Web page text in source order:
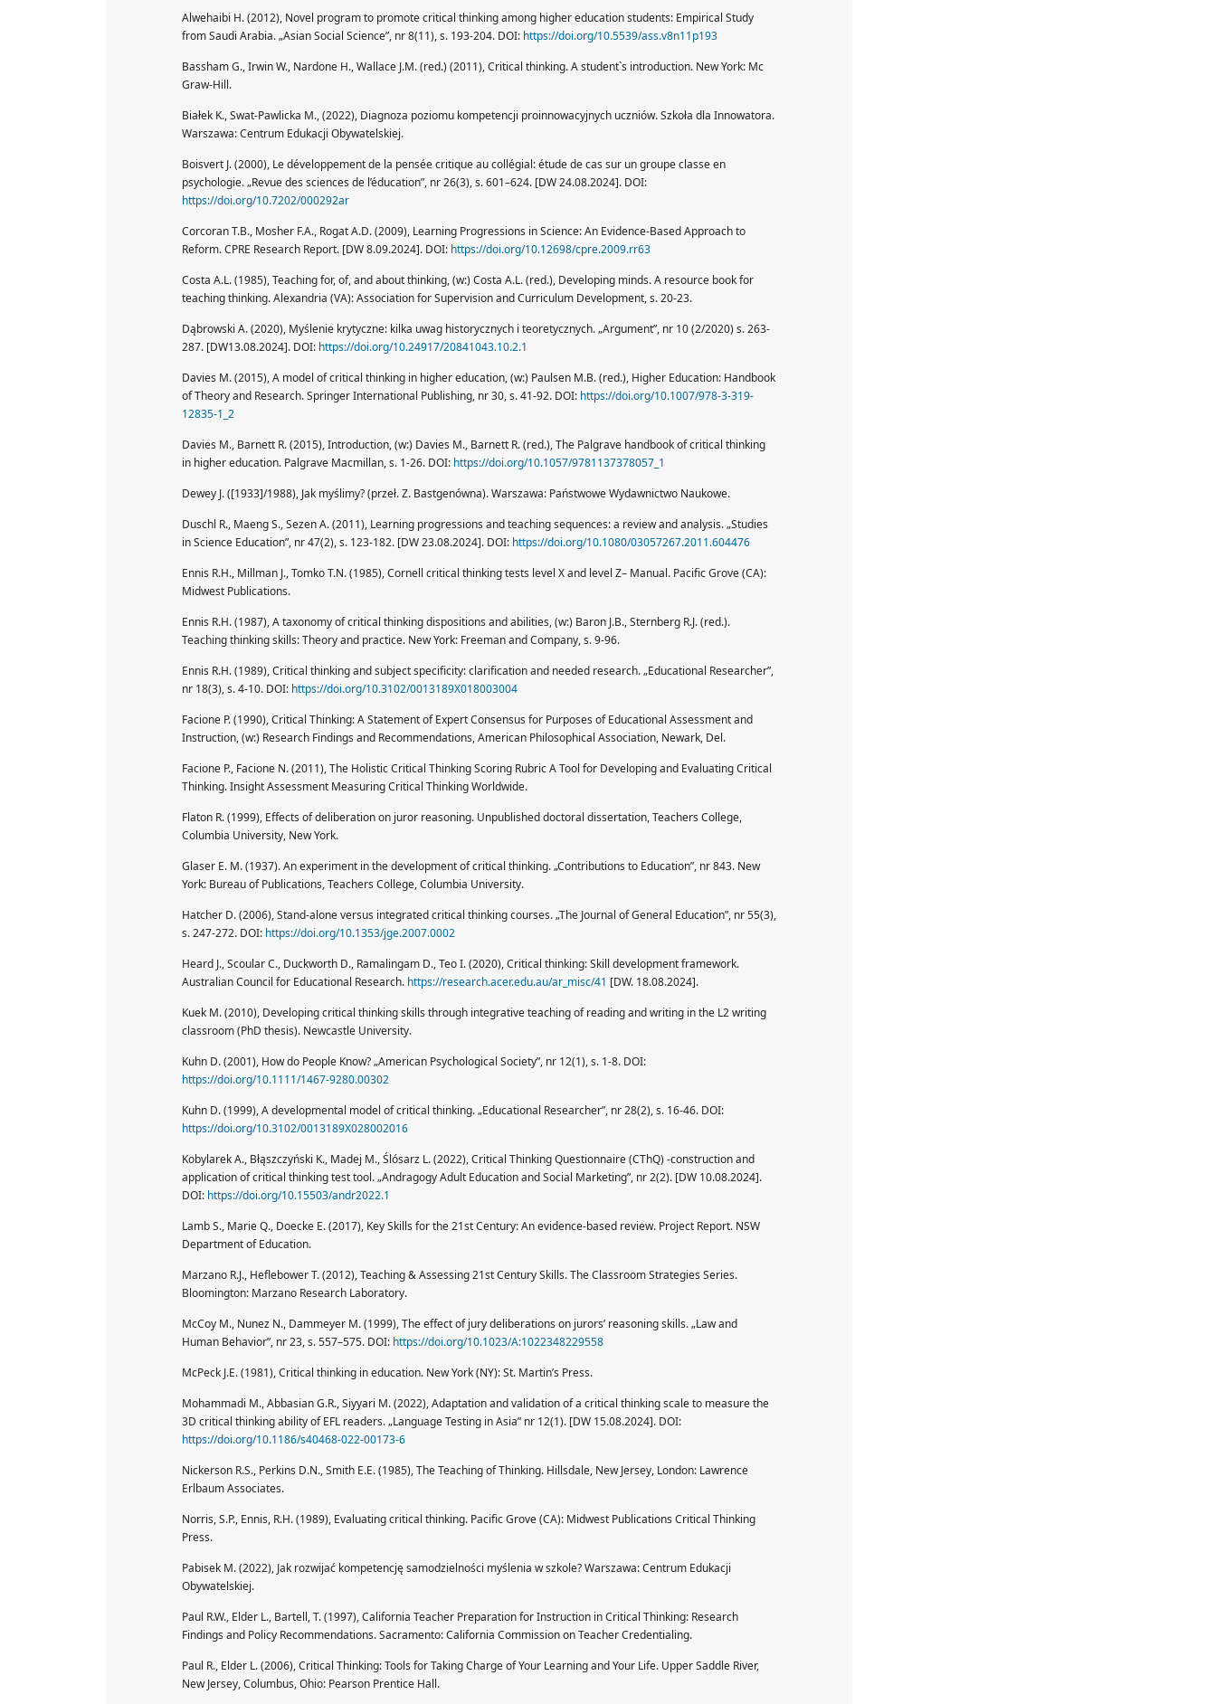
Alwehaibi H. (2012), Novel program to promote critical thinking among higher education students: Empirical Study
from Saudi Arabia. „Asian Social Science”, nr 8(11), s. 193-204. DOI: https://doi.org/10.5539/ass.v8n11p193
Bassham G., Irwin W., Nardone H., Wallace J.M. (red.) (2011), Critical thinking. A student`s introduction. New York: Mc
Graw-Hill.
Białek K., Swat-Pawlicka M., (2022), Diagnoza poziomu kompetencji proinnowacyjnych uczniów. Szkoła dla Innowatora.
Warszawa: Centrum Edukacji Obywatelskiej.
Boisvert J. (2000), Le développement de la pensée critique au collégial: étude de cas sur un groupe classe en
psychologie. „Revue des sciences de l’éducation”, nr 26(3), s. 601–624. [DW 24.08.2024]. DOI:
https://doi.org/10.7202/000292ar
Corcoran T.B., Mosher F.A., Rogat A.D. (2009), Learning Progressions in Science: An Evidence-Based Approach to
Reform. CPRE Research Report. [DW 8.09.2024]. DOI: https://doi.org/10.12698/cpre.2009.rr63
Costa A.L. (1985), Teaching for, of, and about thinking, (w:) Costa A.L. (red.), Developing minds. A resource book for
teaching thinking. Alexandria (VA): Association for Supervision and Curriculum Development, s. 20-23.
Dąbrowski A. (2020), Myślenie krytyczne: kilka uwag historycznych i teoretycznych. „Argument”, nr 10 (2/2020) s. 263-
287. [DW13.08.2024]. DOI: https://doi.org/10.24917/20841043.10.2.1
Davies M. (2015), A model of critical thinking in higher education, (w:) Paulsen M.B. (red.), Higher Education: Handbook
of Theory and Research. Springer International Publishing, nr 30, s. 41-92. DOI: https://doi.org/10.1007/978-3-319-
12835-1_2
Davies M., Barnett R. (2015), Introduction, (w:) Davies M., Barnett R. (red.), The Palgrave handbook of critical thinking
in higher education. Palgrave Macmillan, s. 1-26. DOI: https://doi.org/10.1057/9781137378057_1
Dewey J. ([1933]/1988), Jak myślimy? (przeł. Z. Bastgenówna). Warszawa: Państwowe Wydawnictwo Naukowe.
Duschl R., Maeng S., Sezen A. (2011), Learning progressions and teaching sequences: a review and analysis. „Studies
in Science Education”, nr 47(2), s. 123-182. [DW 23.08.2024]. DOI: https://doi.org/10.1080/03057267.2011.604476
Ennis R.H., Millman J., Tomko T.N. (1985), Cornell critical thinking tests level X and level Z– Manual. Pacific Grove (CA):
Midwest Publications.
Ennis R.H. (1987), A taxonomy of critical thinking dispositions and abilities, (w:) Baron J.B., Sternberg R.J. (red.).
Teaching thinking skills: Theory and practice. New York: Freeman and Company, s. 9-96.
Ennis R.H. (1989), Critical thinking and subject specificity: clarification and needed research. „Educational Researcher”,
nr 18(3), s. 4-10. DOI: https://doi.org/10.3102/0013189X018003004
Facione P. (1990), Critical Thinking: A Statement of Expert Consensus for Purposes of Educational Assessment and
Instruction, (w:) Research Findings and Recommendations, American Philosophical Association, Newark, Del.
Facione P., Facione N. (2011), The Holistic Critical Thinking Scoring Rubric A Tool for Developing and Evaluating Critical
Thinking. Insight Assessment Measuring Critical Thinking Worldwide.
Flaton R. (1999), Effects of deliberation on juror reasoning. Unpublished doctoral dissertation, Teachers College,
Columbia University, New York.
Glaser E. M. (1937). An experiment in the development of critical thinking. „Contributions to Education”, nr 843. New
York: Bureau of Publications, Teachers College, Columbia University.
Hatcher D. (2006), Stand-alone versus integrated critical thinking courses. „The Journal of General Education”, nr 55(3),
s. 247-272. DOI: https://doi.org/10.1353/jge.2007.0002
Heard J., Scoular C., Duckworth D., Ramalingam D., Teo I. (2020), Critical thinking: Skill development framework.
Australian Council for Educational Research. https://research.acer.edu.au/ar_misc/41 [DW. 18.08.2024].
Kuek M. (2010), Developing critical thinking skills through integrative teaching of reading and writing in the L2 writing
classroom (PhD thesis). Newcastle University.
Kuhn D. (2001), How do People Know? „American Psychological Society”, nr 12(1), s. 1-8. DOI:
https://doi.org/10.1111/1467-9280.00302
Kuhn D. (1999), A developmental model of critical thinking. „Educational Researcher”, nr 28(2), s. 16-46. DOI:
https://doi.org/10.3102/0013189X028002016
Kobylarek A., Błąszczyński K., Madej M., Ślósarz L. (2022), Critical Thinking Questionnaire (CThQ) -construction and
application of critical thinking test tool. „Andragogy Adult Education and Social Marketing”, nr 2(2). [DW 10.08.2024].
DOI: https://doi.org/10.15503/andr2022.1
Lamb S., Marie Q., Doecke E. (2017), Key Skills for the 21st Century: An evidence-based review. Project Re­port. NSW
Department of Education.
Marzano R.J., Heflebower T. (2012), Teaching & Assessing 21st Century Skills. The Classroom Strategies Series.
Bloomington: Marzano Research Laboratory.
McCoy M., Nunez N., Dammeyer M. (1999), The effect of jury deliberations on jurors’ reasoning skills. „Law and
Human Behavior”, nr 23, s. 557–575. DOI: https://doi.org/10.1023/A:1022348229558
McPeck J.E. (1981), Critical thinking in education. New York (NY): St. Martin’s Press.
Mohammadi M., Abbasian G.R., Siyyari M. (2022), Adaptation and validation of a critical thinking scale to measure the
3D critical thinking ability of EFL readers. „Language Testing in Asia” nr 12(1). [DW 15.08.2024]. DOI:
https://doi.org/10.1186/s40468-022-00173-6
Nickerson R.S., Perkins D.N., Smith E.E. (1985), The Teaching of Thinking. Hillsdale, New Jersey, London: Lawrence
Erlbaum Associates.
Norris, S.P., Ennis, R.H. (1989), Evaluating critical thinking. Pacific Grove (CA): Midwest Publications Critical Thinking
Press.
Pabisek M. (2022), Jak rozwijać kompetencję samodzielności myślenia w szkole? Warszawa: Centrum Edukacji
Obywatelskiej.
Paul R.W., Elder L., Bartell, T. (1997), California Teacher Preparation for Instruction in Critical Thinking: Research
Findings and Policy Recommendations. Sacramento: California Commission on Teacher Credentialing.
Paul R., Elder L. (2006), Critical Thinking: Tools for Taking Charge of Your Learning and Your Life. Upper Saddle River,
New Jersey, Columbus, Ohio: Pearson Prentice Hall.